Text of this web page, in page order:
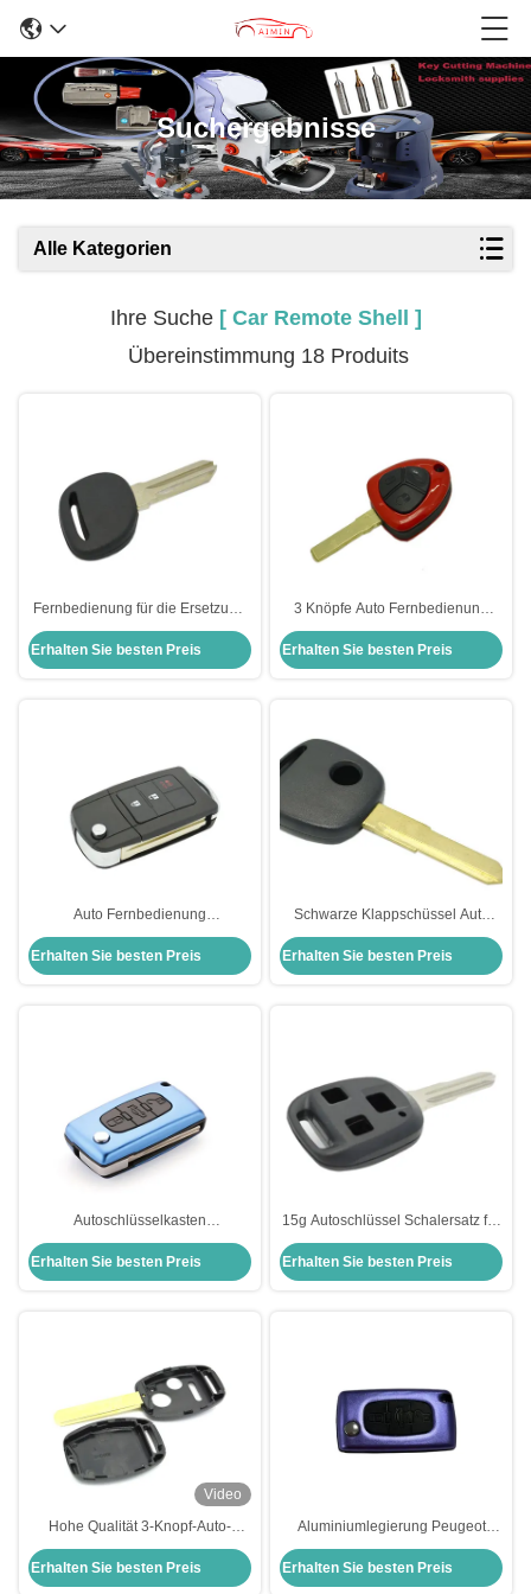
Suchergebnisse
Alle Kategorien
Ihre Suche [ Car Remote Shell ]
Übereinstimmung 18 Produits
Fernbedienung für die Ersetzung
der Schalen Fob Fernbedienung
für den Schlüssel Transponder
Schlüssel Gehäuse kein Logo für
Erhalten Sie besten Preis
3 Knöpfe Auto Fernbedienung
Schlüsselschüssel Schlüsselfob
Ersatz Schlüssel Fernbedienung
Gehäuse Ferrari
Erhalten Sie besten Preis
Auto Fernbedienung
Schlüsselschüssel 3-Taste
Klappschlüssel Fernbedienung
Schlüsselschüssel Toyota
Erhalten Sie besten Preis
Schwarze Klappschüssel Auto
Fernbedienung Schlüssel
Schüssel mit Knopf Auto
Schlüssel Schüssel Ersatzkoffer
Erhalten Sie besten Preis
Autoschlüsselkasten
Schlüsselhülle Aluminium
Klappschlüsselhülle für Peugeot
Blau Peugeot Schlüsselhülle
Erhalten Sie besten Preis
15g Autoschlüssel Schalersatz für
Isuzu 3 Tasten Fernschlüssel
Langlebig
Erhalten Sie besten Preis
Video
Hohe Qualität 3-Knopf-Auto-
Schlüssel Fall Fernbedienung
Schlüssel Ersatzabdeckung für
Honda Car Key Shell
Erhalten Sie besten Preis
Aluminiumlegierung Peugeot
Klappschlüssel für Peugeot
Purple Ersatz
Erhalten Sie besten Preis